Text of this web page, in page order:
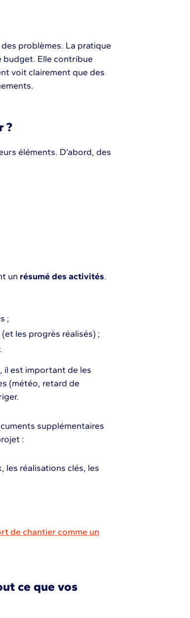
problèmes. La pratique
budget. Elle contribue
voit clairement que des
?
éléments. D’abord, des
un résumé des activités.
;
les progrès réalisés) ;
il est important de les
(météo, retard de
supplémentaires
:
les réalisations clés, les
de chantier comme un
ce que vos